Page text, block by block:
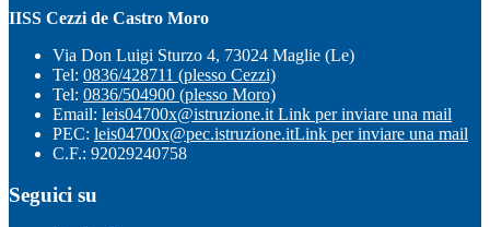
IISS Cezzi de Castro Moro
Via Don Luigi Sturzo 4, 73024 Maglie (Le)
Tel: 0836/428711 (plesso Cezzi)
Tel: 0836/504900 (plesso Moro)
Email: leis04700x@istruzione.it Link per inviare una mail
PEC: leis04700x@pec.istruzione.itLink per inviare una mail
C.F.: 92029240758
Seguici su